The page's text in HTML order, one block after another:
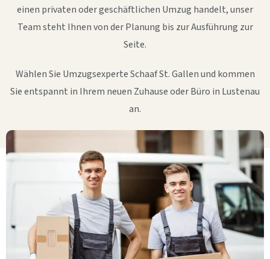
einen privaten oder geschäftlichen Umzug handelt, unser
Team steht Ihnen von der Planung bis zur Ausführung zur
Seite.
Wählen Sie Umzugsexperte Schaaf St. Gallen und kommen
Sie entspannt in Ihrem neuen Zuhause oder Büro in Lustenau
an.